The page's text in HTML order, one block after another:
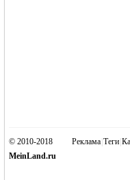
Реклама Теги
© 2010-2018
MeinLand.ru